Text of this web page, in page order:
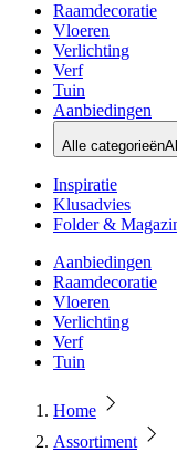
Raamdecoratie
Vloeren
Verlichting
Verf
Tuin
Aanbiedingen
Alle categorieën
Inspiratie
Klusadvies
Folder &
Aanbiedingen
Raamdecoratie
Vloeren
Verlichting
Verf
Tuin
Home
Assortiment